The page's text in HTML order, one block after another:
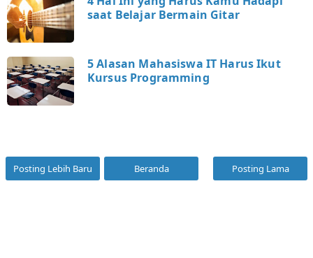
saat Belajar Bermain Gitar
5 Alasan Mahasiswa IT Harus Ikut
Kursus Programming
Posting Lebih Baru Beranda Posting Lama